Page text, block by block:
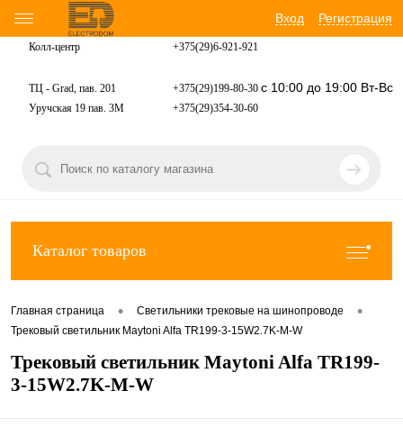
Вход Регистрация
Колл-центр +375(29)6-921-921
ТЦ - Grad, пав. 201 +375(29)199-80-30 с 10:00 до 19:00 Вт-Вс
Уручская 19 пав. 3М +375(29)354-30-60
Каталог товаров
Главная страница • Светильники трековые на шинопроводе •
Трековый светильник Maytoni Alfa TR199-3-15W2.7K-M-W
Трековый светильник Maytoni Alfa TR199-
3-15W2.7K-M-W